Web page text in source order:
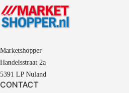
Marketshopper
Handelsstraat 2a
5391 LP Nuland
CONTACT